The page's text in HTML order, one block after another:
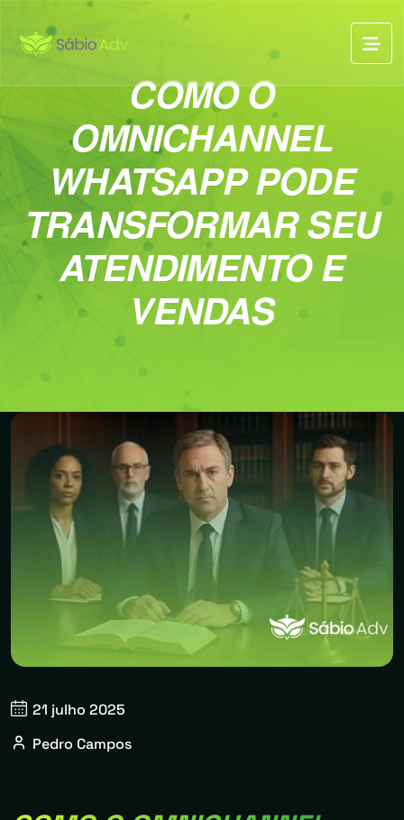
COMO O
OMNICHANNEL
WHATSAPP PODE
TRANSFORMAR SEU
ATENDIMENTO E
VENDAS
21 julho 2025
Pedro Campos